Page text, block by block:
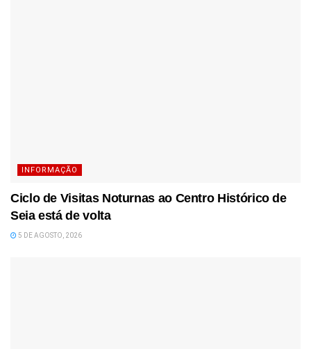
INFORMAÇÃO
Ciclo de Visitas Noturnas ao Centro Histórico de
Seia está de volta
5 DE AGOSTO, 2026